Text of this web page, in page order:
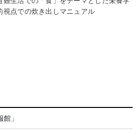
視点での炊き出しマニュアル
」